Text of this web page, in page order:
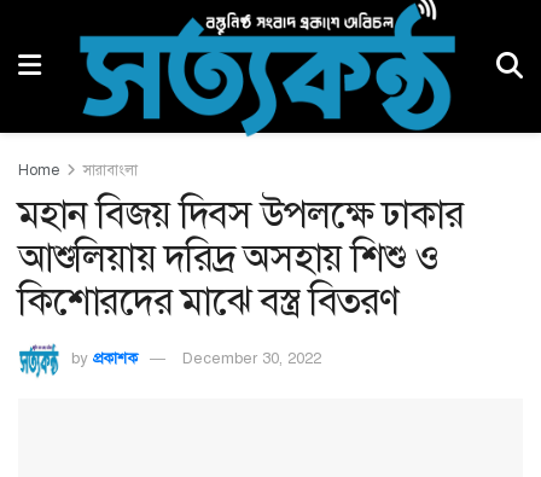
Home সারাবাংলা
মহান বিজয় দিবস উপলক্ষে ঢাকার
আশুলিয়ায় দরিদ্র অসহায় শিশু ও
কিশোরদের মাঝে বস্ত্র বিতরণ
by প্রকাশক December 30, 2022